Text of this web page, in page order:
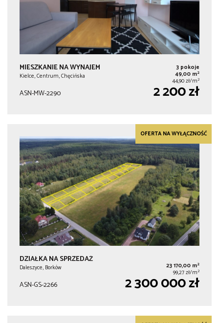
MIESZKANIE NA WYNAJEM
Kielce, Centrum, Chęcińska
3 pokoje
49,00 m2
44,90 zł/m2
ASN-MW-2290 2 200 zł
OFERTA NA WYŁĄCZNOŚĆ
DZIAŁKA NA SPRZEDAŻ
Daleszyce, Borków 23 170,00 m2
99,27 zł/m2
ASN-GS-2266 2 300 000 zł